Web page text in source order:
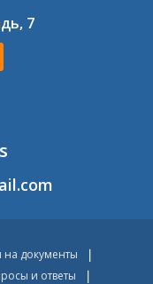
7
на документы
и ответы